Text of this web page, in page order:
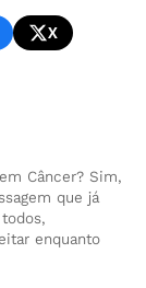
X
Câncer? Sim,
que já
enquanto